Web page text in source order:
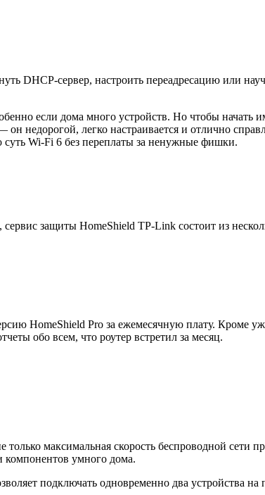
DHCP-сервер, настроить переадресацию или
если дома много устройств. Но чтобы начать
легко настраивается и отлично
суть Wi-Fi 6 без переплаты за ненужные фишки.
защиты HomeShield TP-Link состоит из
HomeShield Pro за ежемесячную плату. Кроме
обо всем, что роутер встретил за месяц.
максимальная скорость беспроводной сети
компонентов умного дома.
подключать одновременно два устройства